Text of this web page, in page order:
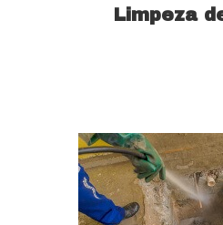
Limpeza